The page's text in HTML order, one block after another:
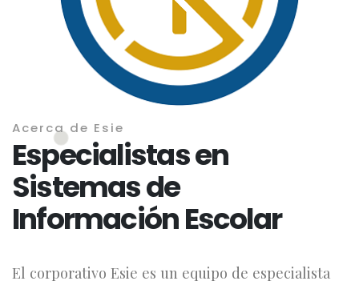
Acerca de Esie
Especialistas en
Sistemas de
Información Escolar
El corporativo Esie es un equipo de especialista